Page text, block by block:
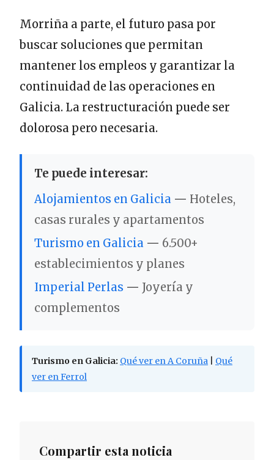
Morriña a parte, el futuro pasa por
buscar soluciones que permitan
mantener los empleos y garantizar la
continuidad de las operaciones en
Galicia. La restructuración puede ser
dolorosa pero necesaria.
Te puede interesar:
Alojamientos en Galicia — Hoteles,
casas rurales y apartamentos
Turismo en Galicia — 6.500+
establecimientos y planes
Imperial Perlas — Joyería y
complementos
Turismo en Galicia: Qué ver en A Coruña
Qué
ver en Ferrol
Compartir esta noticia